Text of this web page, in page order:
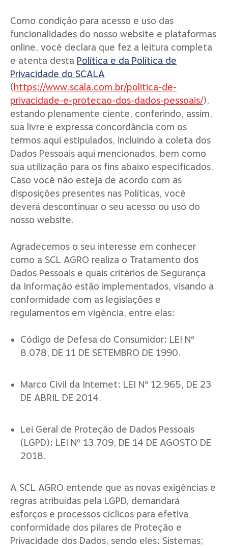
Como condição para acesso e uso das
funcionalidades do nosso website e plataformas
online, você declara que fez a leitura completa
e atenta desta Política e da Política de
Privacidade do SCALA
(https://www.scala.com.br/politica-de-
privacidade-e-protecao-dos-dados-pessoais/),
estando plenamente ciente, conferindo, assim,
sua livre e expressa concordância com os
termos aqui estipulados, incluindo a coleta dos
Dados Pessoais aqui mencionados, bem como
sua utilização para os fins abaixo especificados.
Caso você não esteja de acordo com as
disposições presentes nas Políticas, você
deverá descontinuar o seu acesso ou uso do
nosso website.
Agradecemos o seu interesse em conhecer
como a SCL AGRO realiza o Tratamento dos
Dados Pessoais e quais critérios de Segurança
da Informação estão implementados, visando a
conformidade com as legislações e
regulamentos em vigência, entre elas:
Código de Defesa do Consumidor: LEI Nº
8.078, DE 11 DE SETEMBRO DE 1990.
Marco Civil da Internet: LEI Nº 12.965, DE 23
DE ABRIL DE 2014.
Lei Geral de Proteção de Dados Pessoais
(LGPD): LEI Nº 13.709, DE 14 DE AGOSTO DE
2018.
A SCL AGRO entende que as novas exigências e
regras atribuídas pela LGPD, demandará
esforços e processos cíclicos para efetiva
conformidade dos pilares de Proteção e
Privacidade dos Dados, sendo eles: Sistemas;